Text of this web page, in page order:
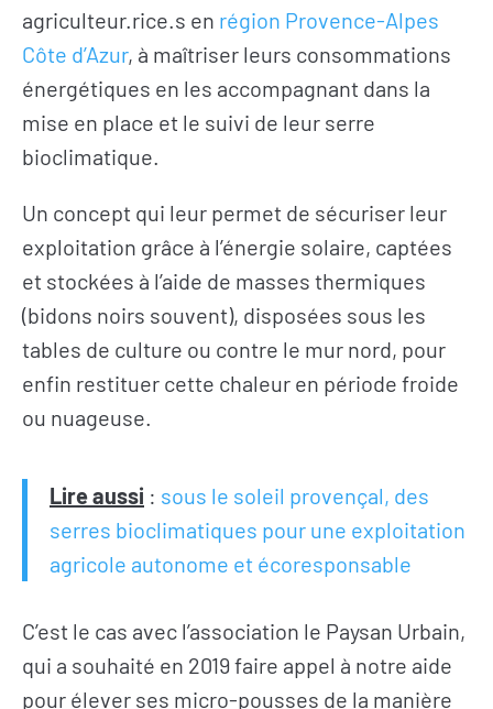
agriculteur.rice.s en région Provence-Alpes
Côte d’Azur, à maîtriser leurs consommations
énergétiques en les accompagnant dans la
mise en place et le suivi de leur serre
bioclimatique.
Un concept qui leur permet de sécuriser leur
exploitation grâce à l’énergie solaire, captées
et stockées à l’aide de masses thermiques
(bidons noirs souvent), disposées sous les
tables de culture ou contre le mur nord, pour
enfin restituer cette chaleur en période froide
ou nuageuse.
Lire aussi : sous le soleil provençal, des
serres bioclimatiques pour une exploitation
agricole autonome et écoresponsable
C’est le cas avec l’association le Paysan Urbain,
qui a souhaité en 2019 faire appel à notre aide
pour élever ses micro-pousses de la manière